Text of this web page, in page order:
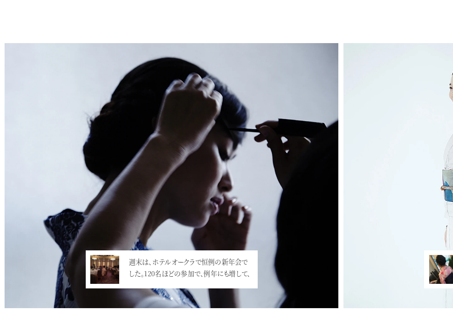
Service
週末は、ホテルオークラで恒例の新年会で
した。120名ほどの参加で、例年にも増して、
「YMStudioNewYearParty2019のお知ら
せ」少々気が早いですが、新年会の日時が